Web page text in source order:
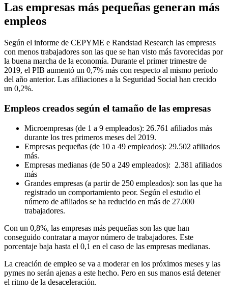
Las empresas más pequeñas generan más
empleos
Según el informe de CEPYME e Randstad Research las empresas
con menos trabajadores son las que se han visto más favorecidas por
la buena marcha de la economía. Durante el primer trimestre de
2019, el PIB aumentó un 0,7% más con respecto al mismo período
del año anterior. Las afiliaciones a la Seguridad Social han crecido
un 0,2%.
Empleos creados según el tamaño de las empresas
Microempresas (de 1 a 9 empleados): 26.761 afiliados más
durante los tres primeros meses del 2019.
Empresas pequeñas (de 10 a 49 empleados): 29.502 afiliados
más.
Empresas medianas (de 50 a 249 empleados): 2.381 afiliados
más
Grandes empresas (a partir de 250 empleados): son las que ha
registrado un comportamiento peor. Según el estudio el
número de afiliados se ha reducido en más de 27.000
trabajadores.
Con un 0,8%, las empresas más pequeñas son las que han
conseguido contratar a mayor número de trabajadores. Este
porcentaje baja hasta el 0,1 en el caso de las empresas medianas.
La creación de empleo se va a moderar en los próximos meses y las
pymes no serán ajenas a este hecho. Pero en sus manos está detener
el ritmo de la desaceleración.